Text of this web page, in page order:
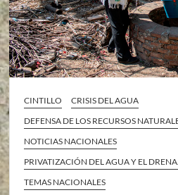
CINTILLO
CRISIS DEL AGUA
DEFENSA DE LOS RECURSOS
NOTICIAS NACIONALES
PRIVATIZACIÓN DEL AGUA Y EL
TEMAS NACIONALES